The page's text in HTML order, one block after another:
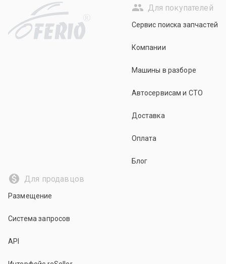
R
Для покупателей
Сервис поиска запчастей
Компании
Машины в разборе
Автосервисам и СТО
Доставка
Оплата
Блог
Для продавцов
Размещение
Система запросов
API